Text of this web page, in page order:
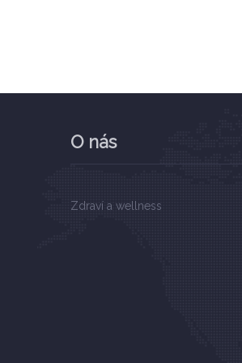
O nás
Zdraví a wellness